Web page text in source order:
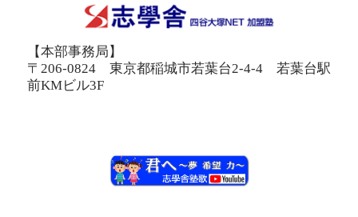
【本部事務局】
〒206-0824 東京都稲城市若葉台2-4-4 若葉台駅
前KMビル3F